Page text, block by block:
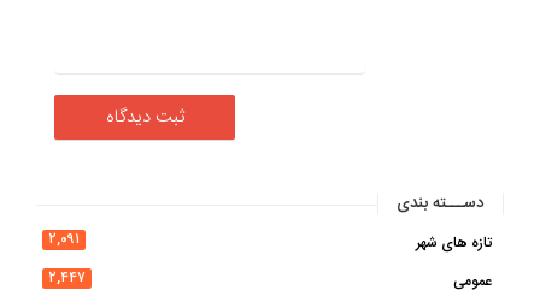
دســـته بندی
تازه های شهر
۲,۰۹۱
عمومی
۲,۴۴۷